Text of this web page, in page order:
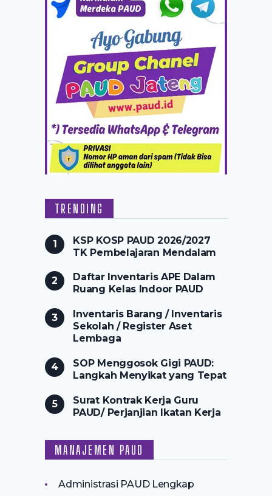
TRENDING
KSP KOSP PAUD 2026/2027
TK Pembelajaran Mendalam
Daftar Inventaris APE Dalam
Ruang Kelas Indoor PAUD
Inventaris Barang / Inventaris
Sekolah / Register Aset
Lembaga
SOP Menggosok Gigi PAUD:
Langkah Menyikat yang Tepat
Surat Kontrak Kerja Guru
PAUD/ Perjanjian Ikatan Kerja
MANAJEMEN PAUD
Administrasi PAUD Lengkap